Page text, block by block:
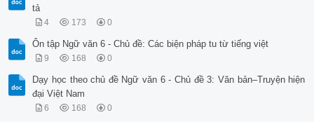
tả
4 173 0
Ôn tập Ngữ văn 6 - Chủ đề: Các biện pháp tu từ tiếng việt
9 168 0
Dạy học theo chủ đề Ngữ văn 6 - Chủ đề 3: Văn bản–Truyện hiện
đại Việt Nam
6 168 0